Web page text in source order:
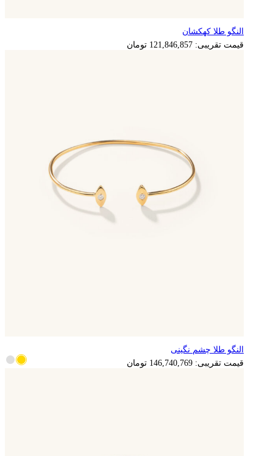
24,369,371 تومان
النگو طلا کهکشان
قیمت تقریبی:121,846,857 تومان
النگو طلا چشم نگینی
قیمت تقریبی:146,740,769 تومان